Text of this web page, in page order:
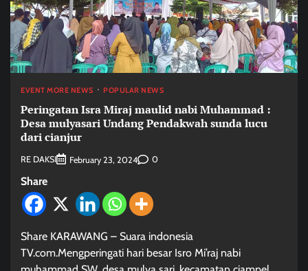
EVENT MORE NEWS POPULAR NEWS
Peringatan Isra Miraj maulid nabi Muhammad :
Desa mulyasari Undang Pendakwah sunda lucu
dari cianjur
RE DAKSI February 23, 2024 0
Share
Share KARAWANG – Suara indonesia
TV.com.Mengperingati hari besar Isro Mi’raj nabi